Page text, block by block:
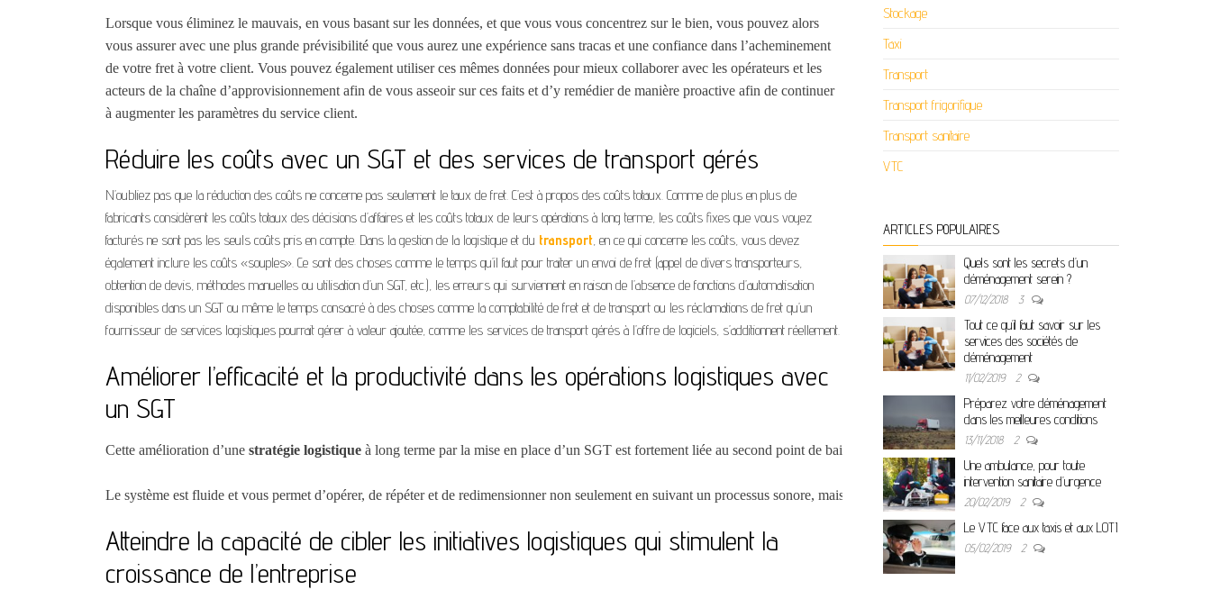
Lorsque vous éliminez le mauvais, en vous basant sur les données, et que vous vous concentrez sur le bien, vous pouvez alors
vous assurer avec une plus grande prévisibilité que vous aurez une expérience sans tracas et une confiance dans l’acheminement
de votre fret à votre client. Vous pouvez également utiliser ces mêmes données pour mieux collaborer avec les opérateurs et les
acteurs de la chaîne d’approvisionnement afin de vous asseoir sur ces faits et d’y remédier de manière proactive afin de continuer
à augmenter les paramètres du service client.
Réduire les coûts avec un SGT et des services de transport gérés
N’oubliez pas que la réduction des coûts ne concerne pas seulement le taux de fret. C’est à propos des coûts totaux. Comme de plus en plus de
fabricants considèrent les coûts totaux des décisions d’affaires et les coûts totaux de leurs opérations à long terme, les coûts fixes que vous voyez
facturés ne sont pas les seuls coûts pris en compte. Dans la gestion de la logistique et du transport , en ce qui concerne les coûts, vous devez
également inclure les coûts «souples». Ce sont des choses comme le temps qu’il faut pour traiter un envoi de fret (appel de divers transporteurs,
obtention de devis, méthodes manuelles ou utilisation d’un SGT, etc.), les erreurs qui surviennent en raison de l’absence de fonctions d’automatisation
disponibles dans un SGT ou même le temps consacré à des choses comme la comptabilité de fret et de transport ou les réclamations de fret qu’un
fournisseur de services logistiques pourrait gérer à valeur ajoutée, comme les services de transport gérés à l’offre de logiciels, s’additionnent réellement.
Améliorer l’efficacité et la productivité dans les opérations logistiques avec
un SGT
Cette amélioration d’une stratégie logistique à long terme par la mise en place d’un SGT est fortement liée au second point de baisse des coûts, mais passons sous un autre angle. Avez-vous
Le système est fluide et vous permet d’opérer, de répéter et de redimensionner non seulement en suivant un processus sonore, mais aussi en obtenant une meilleure mémoire musculaire /
Atteindre la capacité de cibler les initiatives logistiques qui stimulent la
croissance de l’entreprise
Stockage
Taxi
Transport
Transport frigorifique
Transport sanitaire
VTC
ARTICLES POPULAIRES
Quels sont les secrets d’un
déménagement serein ?
07/12/2018 3
Tout ce qu’il faut savoir sur les
services des sociétés de
déménagement
11/02/2019 2
Préparez votre déménagement
dans les meilleures conditions
13/11/2018 2
Une ambulance, pour toute
intervention sanitaire d’urgence
20/02/2019 2
Le VTC face aux taxis et aux LOTI
05/02/2019 2